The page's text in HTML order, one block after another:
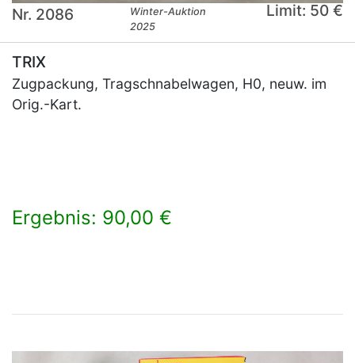
Nr. 2086
Winter-Auktion
2025
Limit: 50 €
TRIX
Zugpackung, Tragschnabelwagen, H0, neuw. im
Orig.-Kart.
Ergebnis: 90,00 €